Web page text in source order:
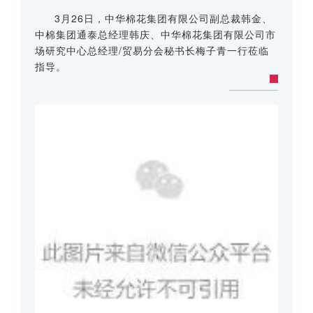
3月26日，中华棉花集团有限公司副总裁韩金、
中棉集团通泰总经理韩庆、中华棉花集团有限公司市
场研究中心总经理/贸易分会秘书长梅子青一行莅临
指导。